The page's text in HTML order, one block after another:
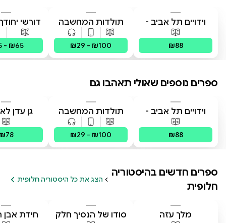
וידויים תל אביב -
TLV Confessions
פורמטים זמינים: מודפס
₪88
תולדות המחשבה
האנושית
פורמטים זמינים: מודפס,
₪29 - ₪100
דורשי
- ₪65
ספרים נוספים שאולי תאהבו גם
וידויים תל אביב -
TLV Confessions
פורמטים זמינים: מודפס
₪88
תולדות המחשבה
האנושית
פורמטים זמינים: מודפס,
₪29 - ₪100
גן עדן
ספרים חדשים בהיסטוריה
חלופית
הצג את כל היסטוריה חלופית
מלך עזה
סודו של הנסיך חלק
חידת אבן